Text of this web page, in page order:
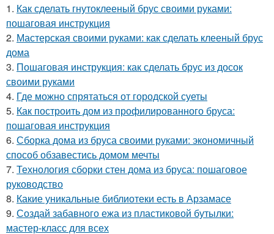
1. Как сделать гнутоклееный брус своими руками:
пошаговая инструкция
2. Мастерская своими руками: как сделать клееный брус
дома
3. Пошаговая инструкция: как сделать брус из досок
своими руками
4. Где можно спрятаться от городской суеты
5. Как построить дом из профилированного бруса:
пошаговая инструкция
6. Сборка дома из бруса своими руками: экономичный
способ обзавестись домом мечты
7. Технология сборки стен дома из бруса: пошаговое
руководство
8. Какие уникальные библиотеки есть в Арзамасе
9. Создай забавного ежа из пластиковой бутылки:
мастер-класс для всех